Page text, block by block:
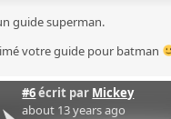
guide superman.
votre guide pour batman
#6écrit par Mickey
about 13 years ago